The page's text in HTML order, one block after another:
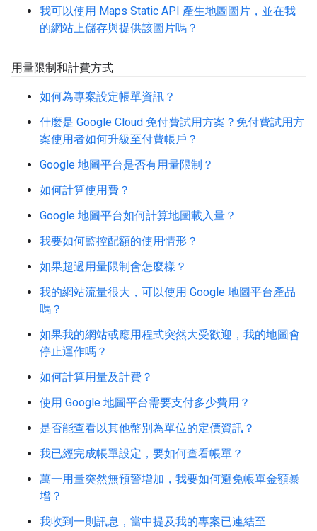
我可以使用 Maps Static API 產生地圖圖片，並在我
的網站上儲存與提供該圖片嗎？
用量限制和計費方式
如何為專案設定帳單資訊？
什麼是 Google Cloud 免付費試用方案？免付費試用方
案使用者如何升級至付費帳戶？
Google 地圖平台是否有用量限制？
如何計算使用費？
Google 地圖平台如何計算地圖載入量？
我要如何監控配額的使用情形？
如果超過用量限制會怎麼樣？
我的網站流量很大，可以使用 Google 地圖平台產品
嗎？
如果我的網站或應用程式突然大受歡迎，我的地圖會
停止運作嗎？
如何計算用量及計費？
使用 Google 地圖平台需要支付多少費用？
是否能查看以其他幣別為單位的定價資訊？
我已經完成帳單設定，要如何查看帳單？
萬一用量突然無預警增加，我要如何避免帳單金額暴
增？
我收到一則訊息，當中提及我的專案已連結至